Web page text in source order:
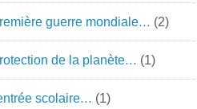
guerre mondiale… (2)
de la planète… (1)
scolaire… (1)